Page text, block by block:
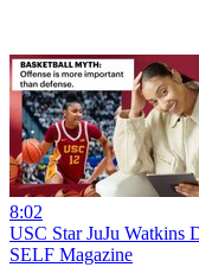
8:02
USC Star JuJu Watkins
SELF Magazine